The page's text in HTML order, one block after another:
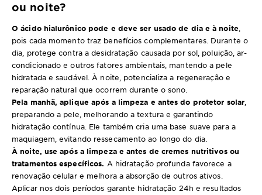
ou noite?
O ácido hialurônico pode e deve ser usado de dia e à noite
pois cada momento traz benefícios complementares. Durante o
dia, protege contra a desidratação causada por sol, poluição, ar-
condicionado e outros fatores ambientais, mantendo a pele
hidratada e saudável. À noite, potencializa a regeneração e
reparação natural que ocorrem durante o sono.
Pela manhã, aplique após a limpeza e antes do protetor solar
preparando a pele, melhorando a textura e garantindo
hidratação contínua. Ele também cria uma base suave para a
maquiagem, evitando ressecamento ao longo do dia.
À noite, use após a limpeza e antes de cremes nutritivos ou
tratamentos específicos. A hidratação profunda favorece a
renovação celular e melhora a absorção de outros ativos.
Aplicar nos dois períodos garante hidratação 24h e resultados